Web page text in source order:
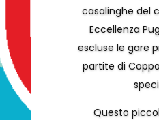
casalinghe del
Eccellenza
escluse le gare
partite di
Questo